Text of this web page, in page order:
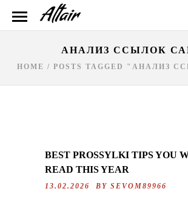
АНАЛИЗ ССЫЛОК
HOME / POSTS TAGGED "АНАЛИЗ
BEST PROSSYLKI TIPS YOU
READ THIS YEAR
13.02.2026 BY SEVOM89966